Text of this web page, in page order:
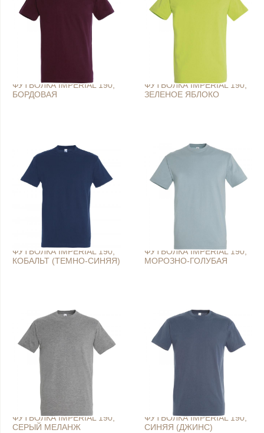
ФУТБОЛКА IMPERIAL 190,
БОРДОВАЯ
ФУТБОЛКА IMPERIAL 190,
ЗЕЛЕНОЕ ЯБЛОКО
ФУТБОЛКА IMPERIAL 190,
КОБАЛЬТ (ТЕМНО-СИНЯЯ)
ФУТБОЛКА IMPERIAL 190,
МОРОЗНО-ГОЛУБАЯ
ФУТБОЛКА IMPERIAL 190,
СЕРЫЙ МЕЛАНЖ
ФУТБОЛКА IMPERIAL 190,
СИНЯЯ (ДЖИНС)